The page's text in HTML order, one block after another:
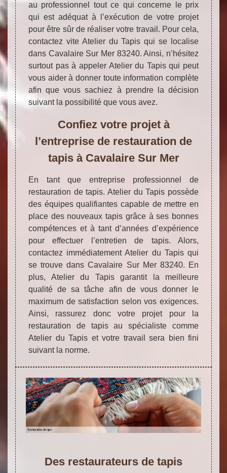
au professionnel tout ce qui concerne le prix
qui est adéquat à l’exécution de votre projet
pour être sûr de réaliser votre travail. Pour cela,
contactez vite Atelier du Tapis qui se localise
dans Cavalaire Sur Mer 83240. Ainsi, n’hésitez
surtout pas à appeler Atelier du Tapis qui peut
vous aider à donner toute information complète
afin que vous sachiez à prendre la décision
suivant la possibilité que vous avez.
Confiez votre projet à
l’entreprise de restauration de
tapis à Cavalaire Sur Mer
En tant que entreprise professionnel de
restauration de tapis. Atelier du Tapis possède
des équipes qualifiantes capable de mettre en
place des nouveaux tapis grâce à ses bonnes
compétences et à tant d’années d’expérience
pour effectuer l’entretien de tapis. Alors,
contactez immédiatement Atelier du Tapis qui
se trouve dans Cavalaire Sur Mer 83240. En
plus, Atelier du Tapis garantit la meilleure
qualité de sa tâche afin de vous donner le
maximum de satisfaction selon vos exigences.
Ainsi, rassurez donc votre projet pour la
restauration de tapis au spécialiste comme
Atelier du Tapis et votre travail sera bien fini
suivant la norme.
Des restaurateurs de tapis